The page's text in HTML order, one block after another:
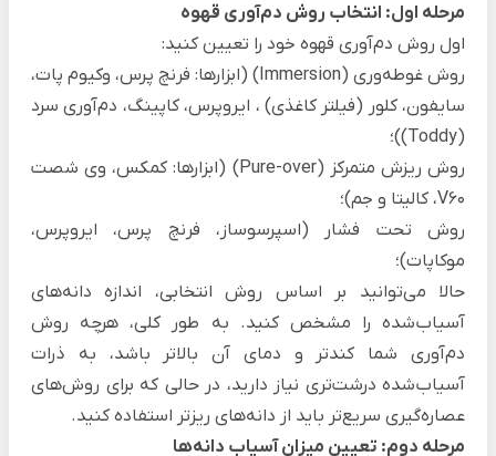
مرحله اول: انتخاب روش دم‌آوری قهوه
اول روش دم‌آوری قهوه خود را تعیین کنید:
روش غوطه‌وری (Immersion) (ابزارها: فرنچ پرس، وکیوم پات،
سایفون، کلور (فیلتر کاغذی) ، ایروپرس، کاپینگ، دم‌آوری سرد
(Toddy))؛
روش ریزش متمرکز (Pure-over) (ابزارها: کمکس، وی شصت
V60، کالیتا و جم)؛
روش تحت فشار (اسپرسوساز، فرنچ پرس، ایروپرس،
موکاپات)؛
حالا می‌توانید بر اساس روش انتخابی، اندازه دانه‌های
آسیاب‌شده را مشخص کنید. به طور کلی، هرچه روش‌
دم‌آوری شما کندتر و دمای آن بالاتر باشد، به ذرات
آسیاب‌شده درشت‌تری نیاز دارید، در حالی که برای روش‌های
عصاره‌گیری سریع‌تر باید از دانه‌های ریزتر استفاده ‌کنید.
مرحله دوم: تعیین میزان آسیاب دانه‌ها